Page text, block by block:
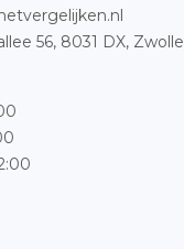
56, 8031 DX, Zwolle